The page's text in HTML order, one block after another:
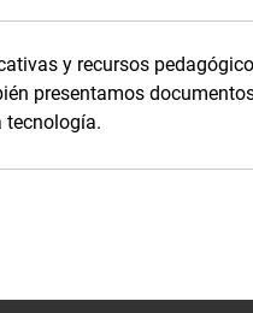
y recursos
presentamos
tecnología.